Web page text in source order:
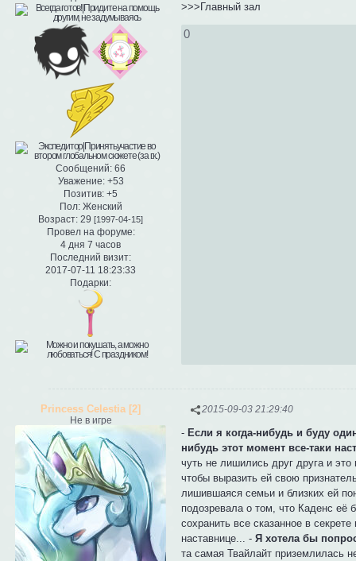
Сообщений: 66
Уважение: +53
Позитив: +5
Пол:Женский
Возраст: 29 [1997-04-15]
Провел на форуме:
4 дня 7 часов
Последний визит:
2017-07-11 18:23:33
Подарки:
>>>Главный зал
0
2015-09-03 21:29:40
Princess Celestia [2]
Не в игре
- Если я когда-нибудь и буду
нибудь этот момент все-таки
чуть не лишились друг друга и
чтобы выразить ей свою
лишившаяся семьи и близких ей
подозревала о том, что Каденс её
сохранить все сказанное в
наставнице... -Я хотела бы
та самая Твайлайт приземлилась